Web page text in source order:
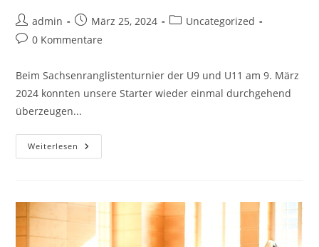
Beitrags-
Autor:
admin
Beitrag
veröffentlicht:
März 25, 2024
Beitrags-
Uncategorized
Beitrags-
0 Kommentare
Beim Sachsenranglistenturnier der U9 und U11 am 9. März
2024 konnten unsere Starter wieder einmal durchgehend
überzeugen...
Weiterlesen Badminton
Jugend
Sachsenranglistenturnier